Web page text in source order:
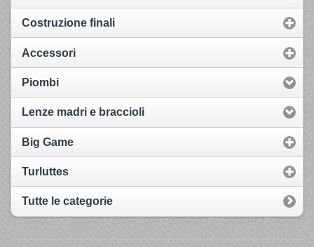
Costruzione finali
Accessori
Piombi
Lenze madri e braccioli
Big Game
Turluttes
Tutte le categorie